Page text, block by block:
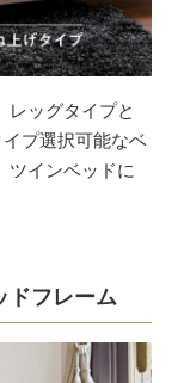
レッグタイプと
プ選択可能なベ
ツインベッドに
ドフレーム